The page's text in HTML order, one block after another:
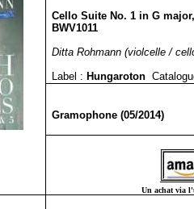
Cello Suite No. 1 in G
BWV1011
Ditta Rohmann (violcelle /
Label : Hungaroton
Gramophone (05/2014)
Un achat via